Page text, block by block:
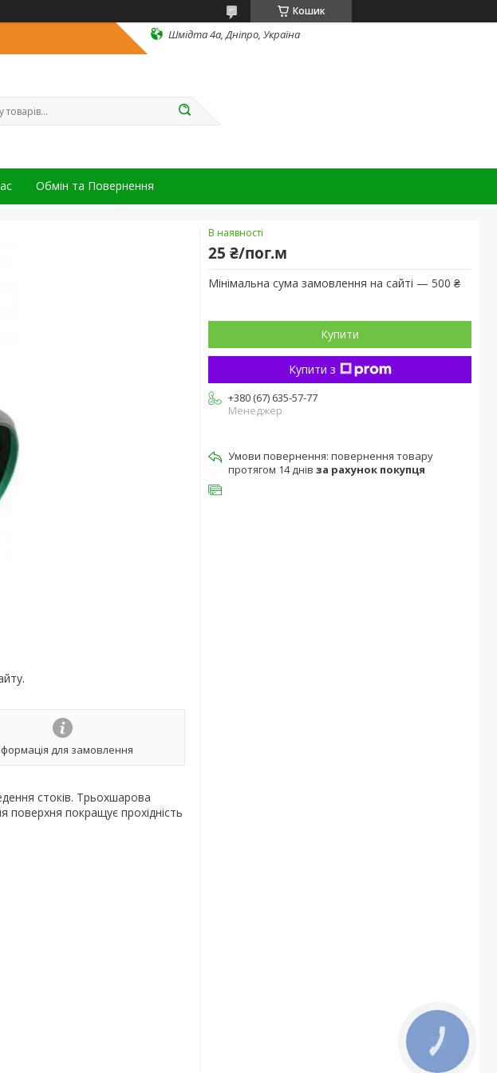
Кошик
Шмідта 4а, Дніпро, Україна
Обмін та Повернення
для замовлення
стоків. Трьохшарова
поверхня покращує прохідність
В наявності
25 ₴/пог.м
Мінімальна сума замовлення на сайті — 500 ₴
Купити
Купити з
+380 (67) 635-57-77
Менеджер
повернення товару
протягом 14 днів за рахунок покупця
КНОПКА
ЗВ'ЯЗКУ